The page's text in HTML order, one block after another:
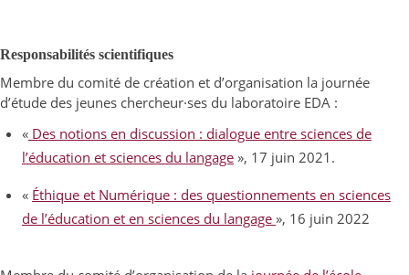
Responsabilités scientifiques
Membre du comité de création et d’organisation la journée
d’étude des jeunes chercheur·ses du laboratoire EDA :
«Des notions en discussion : dialogue entre sciences de
l’éducation et sciences du langage», 17 juin 2021.
« Éthique et Numérique : des questionnements en sciences
de l’éducation et en sciences du langage », 16 juin 2022